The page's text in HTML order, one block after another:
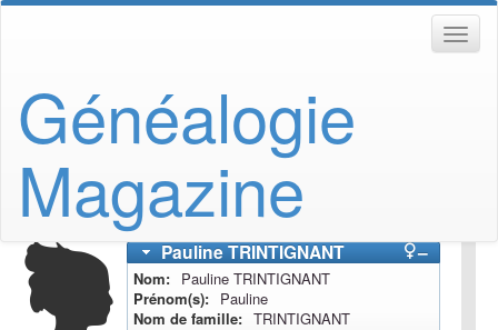
Généalogie
Magazine
PaulineTRINTIGNANT –
Nom Pauline TRINTIGNANT
Prénom(s)
Pauline
Nom de famille
TRINTIGNANT